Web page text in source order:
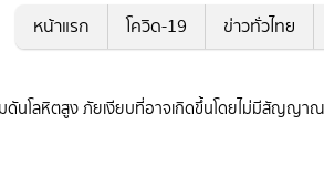
หน้าแรก โควิด-19 ข่าวทั่วไทย
ดันโลหิตสูง ภัยเงียบที่อาจเกิดขึ้นโดยไม่มีสัญญา